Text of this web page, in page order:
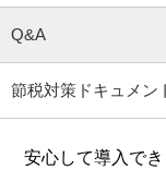
Q&A
節税対策ドキュメン
安心して導入で